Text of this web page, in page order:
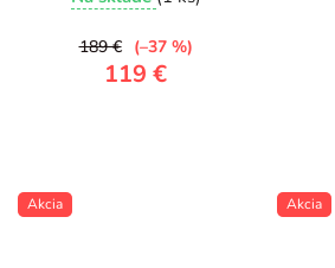
119 €
189 € (–37 %)
Akcia Akcia